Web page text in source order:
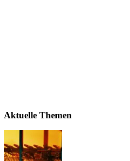
Aktuelle Themen